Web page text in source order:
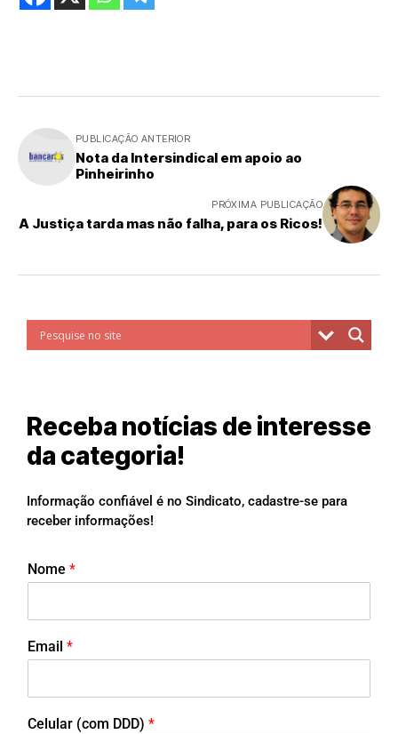
PUBLICAÇÃO ANTERIOR
Nota da Intersindical em apoio ao
Pinheirinho
PRÓXIMA PUBLICAÇÃO
A Justiça tarda mas não falha, para os Ricos!
Receba notícias de interesse
da categoria!
Informação confiável é no Sindicato, cadastre-se para
receber informações!
Nome *
Email *
Celular (com DDD) *